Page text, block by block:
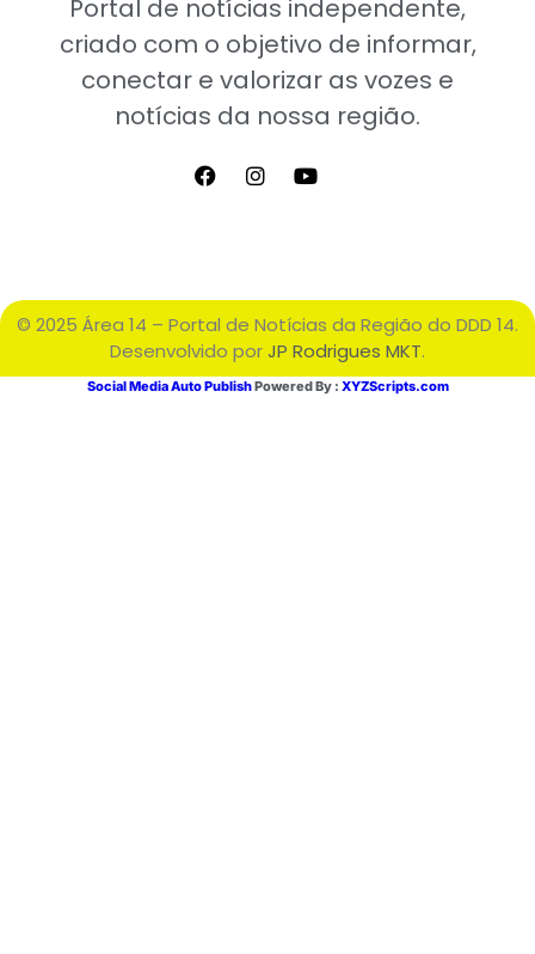
Portal de notícias independente,
criado com o objetivo de informar,
conectar e valorizar as vozes e
notícias da nossa região.
© 2025 Área 14 – Portal de Notícias da Região do DDD 14.
Desenvolvido porJP Rodrigues MKT.
Social Media Auto PublishPowered By : XYZScripts.com